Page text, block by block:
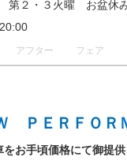
第２・３火曜 お盆休
20:00
アフター フェア
ＰＥＲＦＯＲ
お手頃価格にて御提供